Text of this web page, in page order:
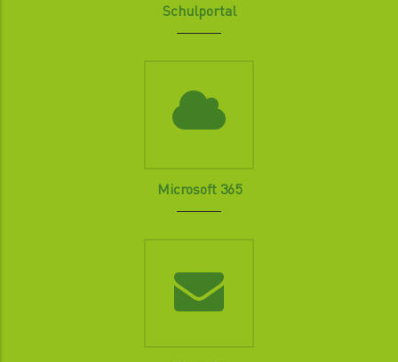
Schulportal
Microsoft 365